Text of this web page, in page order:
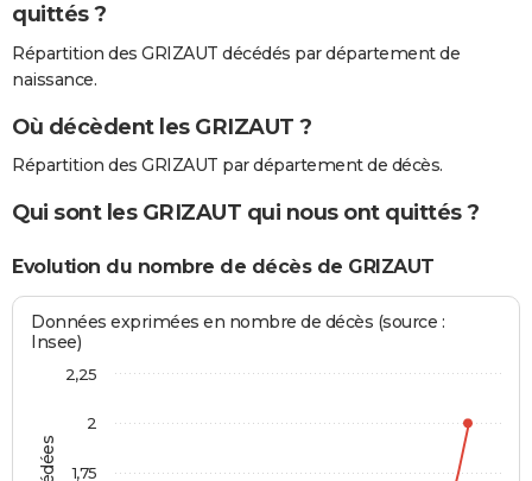
quittés ?
Répartition des GRIZAUT décédés par département de
naissance.
Où décèdent les GRIZAUT ?
Répartition des GRIZAUT par département de décès.
Qui sont les GRIZAUT qui nous ont quittés ?
Evolution du nombre de décès de GRIZAUT
Données exprimées en nombre de décès (source :
Insee)
1,75
2
2,25